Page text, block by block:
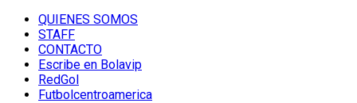
QUIENES SOMOS
STAFF
CONTACTO
Escribe en Bolavip
RedGol
Futbolcentroamerica